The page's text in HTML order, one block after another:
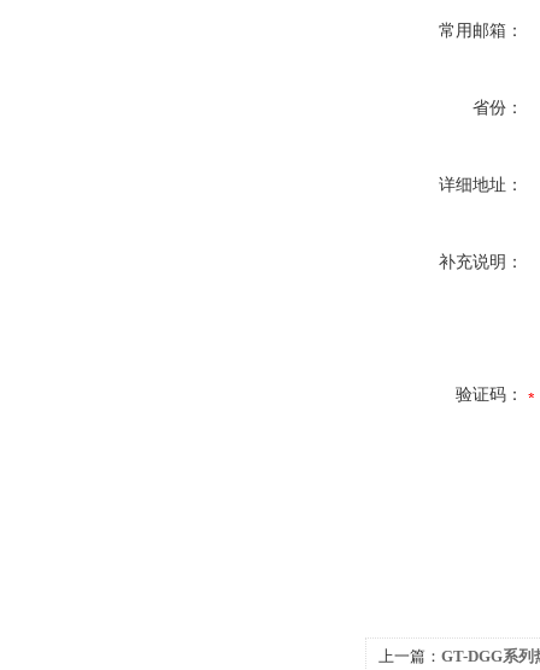
常用邮箱：
省份：
详细地址：
补充说明：
验证码：
上一篇： GT-DGG系列